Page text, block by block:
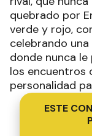
quebrado por
verde y rojo,
celebrando
donde nunca
los encuentros
personalidad
ESTE